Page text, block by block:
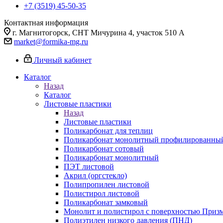
+7 (3519) 45-50-35
Контактная информация
г. Магнитогорск, СНТ Мичурина 4, участок 510 А
market@formika-mg.ru
Личный кабинет
Каталог
Назад
Каталог
Листовые пластики
Назад
Листовые пластики
Поликарбонат для теплиц
Поликарбонат монолитный
Поликарбонат сотовый
Поликарбонат монолитный
ПЭТ листовой
Акрил (оргстекло)
Полипропилен листовой
Полистирол листовой
Поликарбонат замковый
Монолит и полистирол с поверхностью
Полиэтилен низкого давления (ПНД)